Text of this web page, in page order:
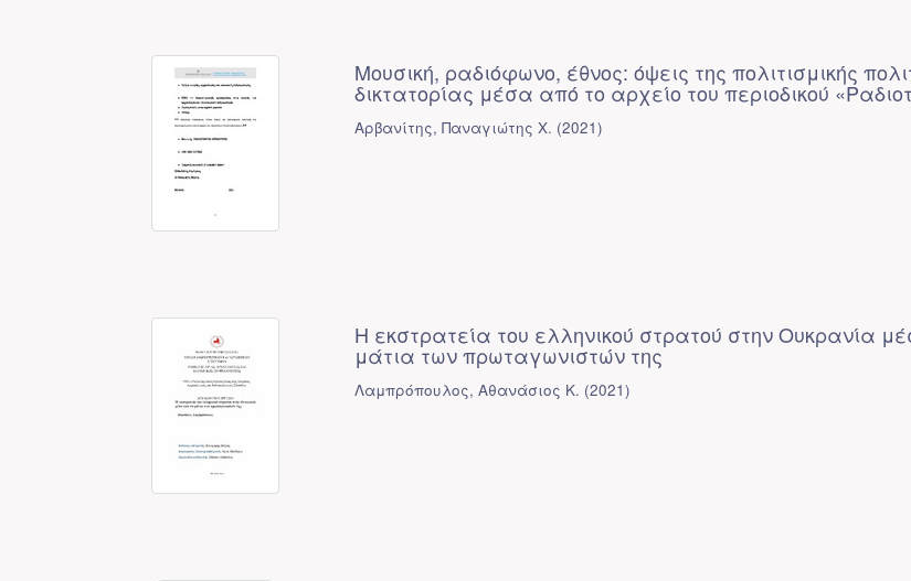
Μουσική, ραδιόφωνο, έθνος: όψεις της πολιτισμικής
δικτατορίας μέσα από το αρχείο του περιοδικού
Αρβανίτης, Παναγιώτης Χ. (2021)
Η εκστρατεία του ελληνικού στρατού στην Ουκρανία
μάτια των πρωταγωνιστών της
Λαμπρόπουλος, Αθανάσιος Κ. (2021)